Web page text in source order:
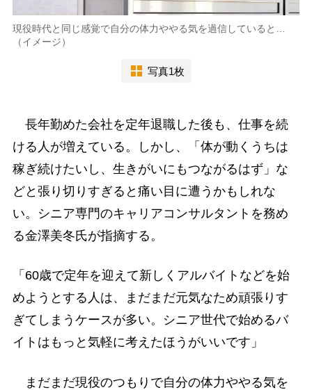
現役時代と同じ感覚で自分の体力ややる気を過信していると…
（イメージ）
写真1枚
長年勤めた会社を定年退職した後も、仕事を続
ける人が増えている。しかし、「体が動くうちは
稼ぎ続けたいし、生きがいにもつながるはず」な
どと張り切りすぎると痛い目に遭うかもしれな
い。シニア専門のキャリアコンサルタントを務め
る金澤美冬氏が指摘する。
「60歳で定年を迎えて新しくアルバイトなどを始
めようとする人は、まだまだ元気なため頑張りす
ぎてしまうケースが多い。シニア世代で始めるバ
イトはもっと気軽に考えたほうがいいです」
まだまだ現役のつもりで自分の体力ややる気を